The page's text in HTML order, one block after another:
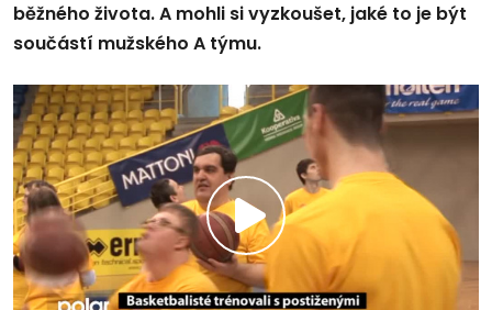
běžného života. A mohli si vyzkoušet, jaké to je být
součástí mužského A týmu.
Přehrát
video